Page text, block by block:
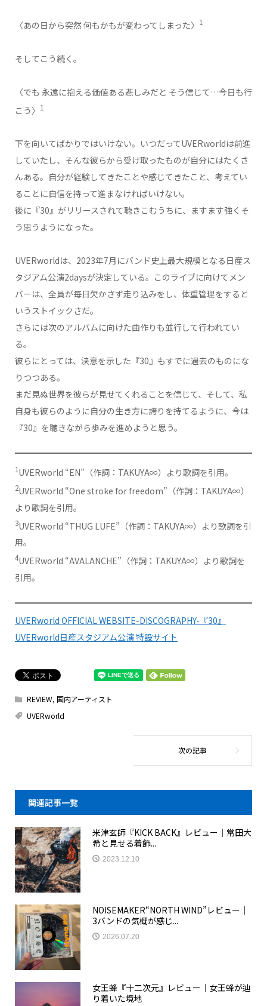
〈あの日から突然 何もかもが変わってしまった〉 1
そしてこう続く。
〈でも 永遠に抱える価値ある悲しみだと そう信じて…今日も行
こう〉 1
下を向いてばかりではいけない。いつだってUVERworldは前進
していたし、そんな彼らから受け取ったものが自分にはたくさ
んある。自分が経験してきたことや感じてきたこと、考えてい
ることに自信を持って進まなければいけない。
後に『30』がリリースされて聴きこむうちに、ますます強くそ
う思うようになった。
UVERworldは、2023年7月にバンド史上最大規模となる日産ス
タジアム公演2daysが決定している。このライブに向けてメン
バーは、全員が毎日欠かさず走り込みをし、体重管理をすると
いうストイックさだ。
さらには次のアルバムに向けた曲作りも並行して行われてい
る。
彼らにとっては、決意を示した『30』もすでに過去のものにな
りつつある。
まだ見ぬ世界を彼らが見せてくれることを信じて、そして、私
自身も彼らのように自分の生き方に誇りを持てるように、今は
『30』を聴きながら歩みを進めようと思う。
1UVERworld “EN”（作詞：TAKUYA∞）より歌詞を引用。
2UVERworld “One stroke for freedom”（作詞：TAKUYA∞）
より歌詞を引用。
3UVERworld “THUG LUFE”（作詞：TAKUYA∞）より歌詞を引
用。
4UVERworld “AVALANCHE”（作詞：TAKUYA∞）より歌詞を
引用。
UVERworld OFFICIAL WEBSITE-DISCOGRAPHY-『30』
UVERworld日産スタジアム公演 特設サイト
REVIEW, 国内アーティスト
UVERworld
関連記事一覧
米津玄師『KICK BACK』レビュー｜常田大
希と見せる着飾...
2023.12.10
NOISEMAKER“NORTH WIND”レビュー｜
3バンドの気概が感じ...
2026.07.20
女王蜂『十二次元』レビュー｜女王蜂が辿
り着いた境地